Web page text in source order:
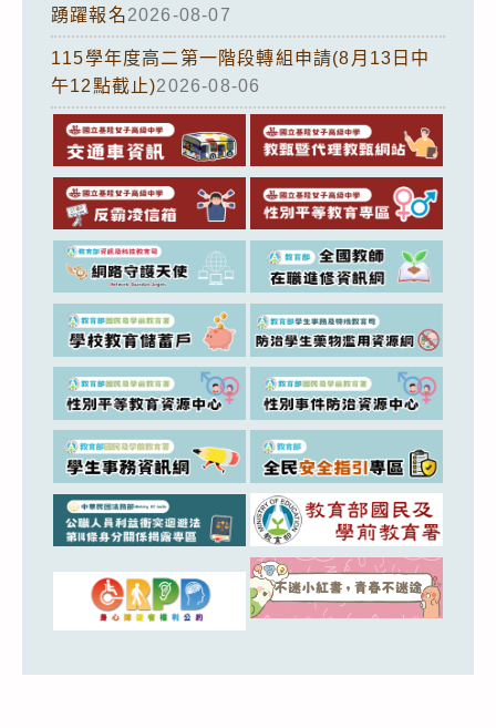
踴躍報名2026-08-07
115學年度高二第一階段轉組申請(8月13日中
午12點截止)2026-08-06